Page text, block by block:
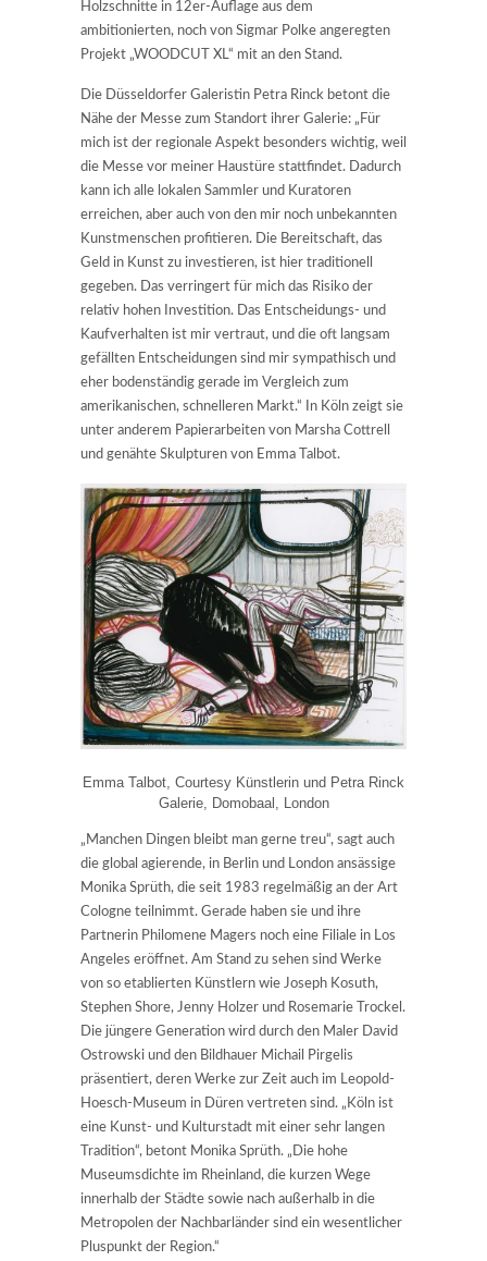
Holzschnitte in 12er-Auflage aus dem
ambitionierten, noch von Sigmar Polke angeregten
Projekt „WOODCUT XL“ mit an den Stand.
Die Düsseldorfer Galeristin Petra Rinck betont die
Nähe der Messe zum Standort ihrer Galerie: „Für
mich ist der regionale Aspekt besonders wichtig, weil
die Messe vor meiner Haustüre stattfindet. Dadurch
kann ich alle lokalen Sammler und Kuratoren
erreichen, aber auch von den mir noch unbekannten
Kunstmenschen profitieren. Die Bereitschaft, das
Geld in Kunst zu investieren, ist hier traditionell
gegeben. Das verringert für mich das Risiko der
relativ hohen Investition. Das Entscheidungs- und
Kaufverhalten ist mir vertraut, und die oft langsam
gefällten Entscheidungen sind mir sympathisch und
eher bodenständig gerade im Vergleich zum
amerikanischen, schnelleren Markt.“ In Köln zeigt sie
unter anderem Papierarbeiten von Marsha Cottrell
und genähte Skulpturen von Emma Talbot.
Emma Talbot, Courtesy Künstlerin und Petra Rinck
Galerie, Domobaal, London
„Manchen Dingen bleibt man gerne treu“, sagt auch
die global agierende, in Berlin und London ansässige
Monika Sprüth, die seit 1983 regelmäßig an der Art
Cologne teilnimmt. Gerade haben sie und ihre
Partnerin Philomene Magers noch eine Filiale in Los
Angeles eröffnet. Am Stand zu sehen sind Werke
von so etablierten Künstlern wie Joseph Kosuth,
Stephen Shore, Jenny Holzer und Rosemarie Trockel.
Die jüngere Generation wird durch den Maler David
Ostrowski und den Bildhauer Michail Pirgelis
präsentiert, deren Werke zur Zeit auch im Leopold-
Hoesch-Museum in Düren vertreten sind. „Köln ist
eine Kunst- und Kulturstadt mit einer sehr langen
Tradition“, betont Monika Sprüth. „Die hohe
Museumsdichte im Rheinland, die kurzen Wege
innerhalb der Städte sowie nach außerhalb in die
Metropolen der Nachbarländer sind ein wesentlicher
Pluspunkt der Region.“